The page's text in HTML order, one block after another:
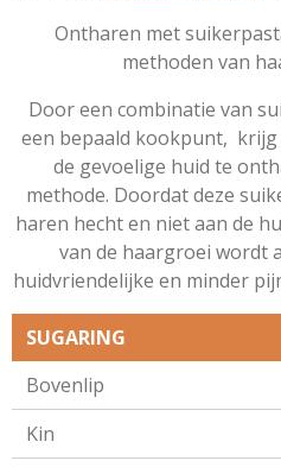
Ontharen met
methoden van
Door een combinatie van
een bepaald kookpunt,
de gevoelige huid te
methode. Doordat deze
haren hecht en niet aan de
van de haargroei wordt
huidvriendelijke en minder
SUGARING
Bovenlip
Kin